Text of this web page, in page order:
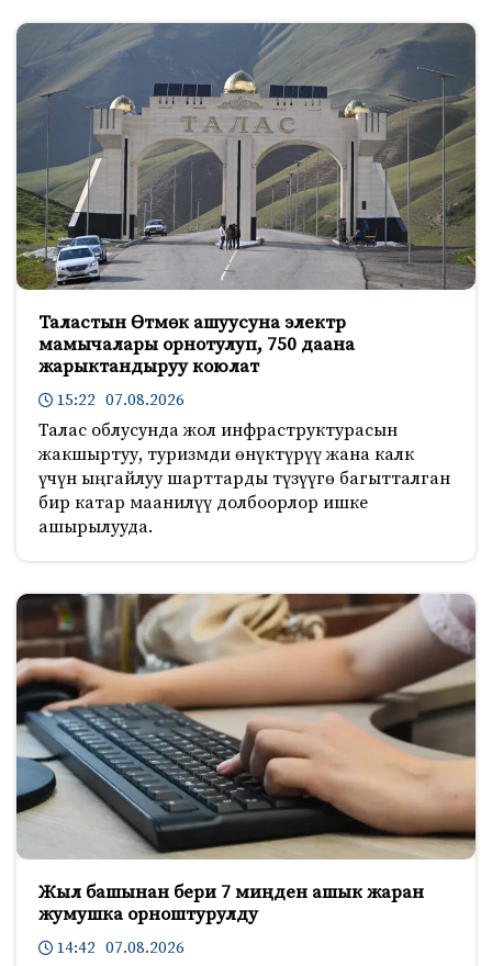
Таластын Өтмөк ашуусуна электр
мамычалары орнотулуп, 750 даана
жарыктандыруу коюлат
15:22 07.08.2026
Талас облусунда жол инфраструктурасын
жакшыртуу, туризмди өнүктүрүү жана калк
үчүн ыңгайлуу шарттарды түзүүгө багытталган
бир катар маанилүү долбоорлор ишке
ашырылууда.
Жыл башынан бери 7 миңден ашык жаран
жумушка орноштурулду
14:42 07.08.2026